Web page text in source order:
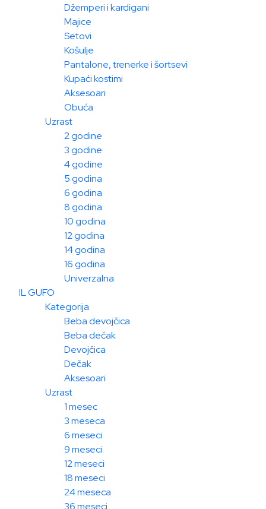
Džemperi i kardigani
Majice
Setovi
Košulje
Pantalone, trenerke i šortsevi
Kupaći kostimi
Aksesoari
Obuća
Uzrast
2 godine
3 godine
4 godine
5 godina
6 godina
8 godina
10 godina
12 godina
14 godina
16 godina
Univerzalna
IL GUFO
Kategorija
Beba devojčica
Beba dečak
Devojčica
Dečak
Aksesoari
Uzrast
1 mesec
3 meseca
6 meseci
9 meseci
12 meseci
18 meseci
24 meseca
36 meseci